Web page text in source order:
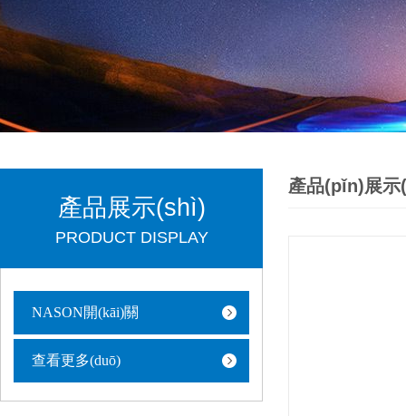
產品展示(shì)
PRODUCT DISPLAY
NASON開(kāi)關
查看更多(duō)
產品(pǐn)展